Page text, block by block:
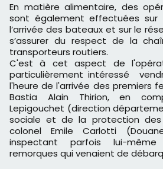
En matière alimentaire, des
sont également effectuées
l’arrivée des bateaux et sur le
s’assurer du respect de la
transporteurs routiers.
C'est à cet aspect de
particulièrement intéressé
l'heure de l'arrivée des premiers
Bastia Alain Thirion, en
Lepigouchet (direction
sociale et de la protection
colonel Emile Carlotti
inspectant parfois lui-
remorques qui venaient de